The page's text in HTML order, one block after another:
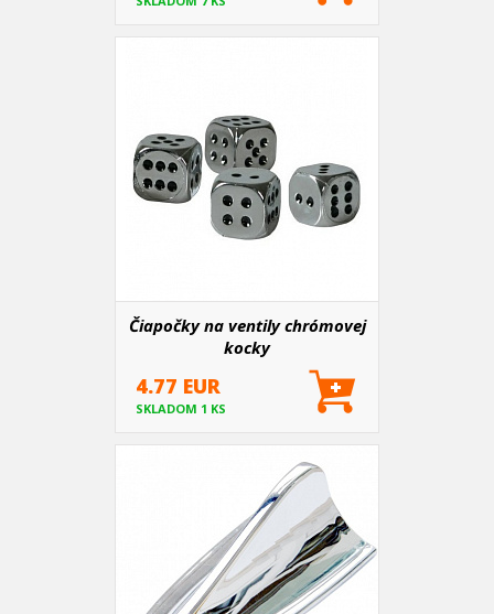
Čiapočky na ventily chrómovej
kocky
4.77 EUR
SKLADOM 1 KS